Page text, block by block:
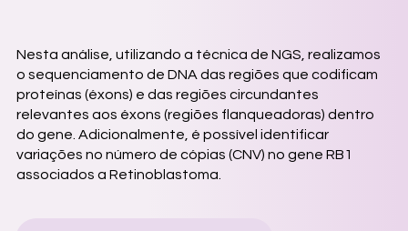
Nesta análise, utilizando a técnica de NGS, realizamos
o sequenciamento de DNA das regiões que codificam
proteínas (éxons) e das regiões circundantes
relevantes aos éxons (regiões flanqueadoras) dentro
do gene. Adicionalmente, é possível identificar
variações no número de cópias (CNV) no gene RB1
associados a Retinoblastoma.